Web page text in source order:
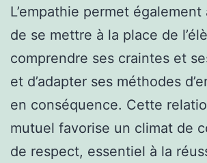
L’empathie permet
de se mettre à la place de
comprendre ses craintes et
et d’adapter ses méthodes
en conséquence. Cette
mutuel favorise un climat de
de respect, essentiel à la